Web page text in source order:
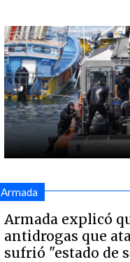
Armada
Armada explicó
antidrogas que
sufrió "estado de